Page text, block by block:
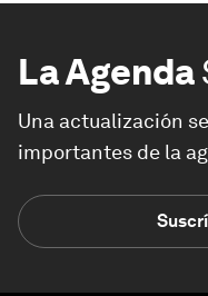
La Agenda
Una actualización
importantes de la